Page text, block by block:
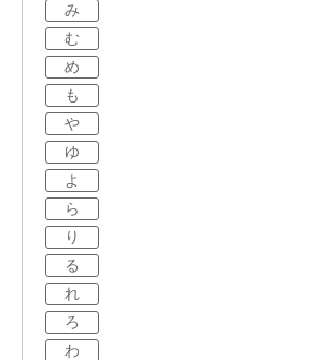
み
む
め
も
や
ゆ
よ
ら
り
る
れ
ろ
わ